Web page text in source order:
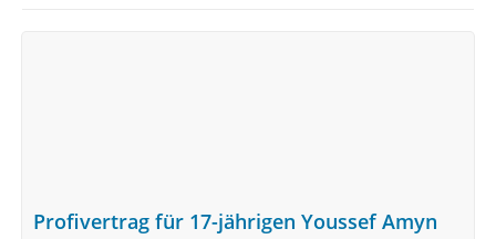
Profivertrag für 17-jährigen Youssef Amyn